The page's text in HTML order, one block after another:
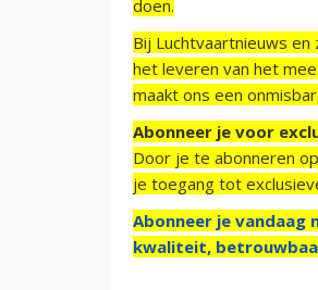
doen.
Bij Luchtvaartnieuws
het leveren van het
maakt ons een
Abonneer je voor
Door je te abonneren
je toegang tot
Abonneer je vandaag
kwaliteit,